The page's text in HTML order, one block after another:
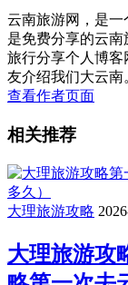
云南旅游网，是
是免费分享的云
旅行分享个人博客
友介绍我们大云南
查看作者页面
相关推荐
大理旅游攻略
大理旅游攻